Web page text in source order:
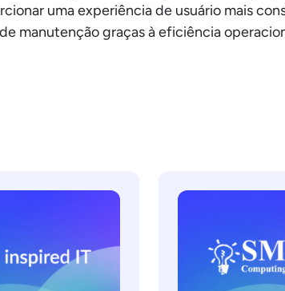
uma experiência de usuário mais
manutenção graças à eficiência